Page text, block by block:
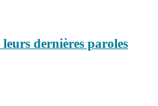
dernières paroles